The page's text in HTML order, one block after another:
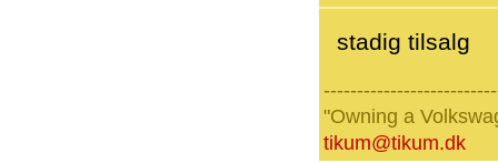
stadig tilsalg
"Owning a
tikum@tikum.dk